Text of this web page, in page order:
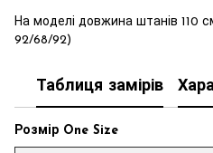
На моделі довжина штанів 110
92/68/92)
Таблиця замірів
Розмір One Size